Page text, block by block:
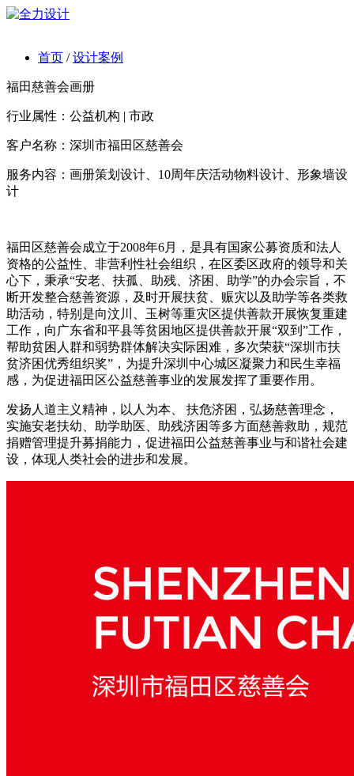
首页 /设计案例
福田慈善会画册
行业属性：公益机构 | 市政
客户名称：深圳市福田区慈善会
服务内容：画册策划设计、10周年庆活动物料设计、形象墙设
计
福田区慈善会成立于2008年6月，是具有国家公募资质和法人
资格的公益性、非营利性社会组织，在区委区政府的领导和关
心下，秉承“安老、扶孤、助残、济困、助学”的办会宗旨，不
断开发整合慈善资源，及时开展扶贫、赈灾以及助学等各类救
助活动，特别是向汶川、玉树等重灾区提供善款开展恢复重建
工作，向广东省和平县等贫困地区提供善款开展“双到”工作，
帮助贫困人群和弱势群体解决实际困难，多次荣获“深圳市扶
贫济困优秀组织奖”，为提升深圳中心城区凝聚力和民生幸福
感，为促进福田区公益慈善事业的发展发挥了重要作用。
发扬人道主义精神，以人为本、 扶危济困，弘扬慈善理念，
实施安老扶幼、助学助医、助残济困等多方面慈善救助，规范
捐赠管理提升募捐能力，促进福田公益慈善事业与和谐社会建
设，体现人类社会的进步和发展。